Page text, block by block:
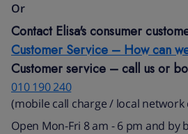
Or
Contact Elisa's consumer
Customer Service – How can
Customer service – call us or
010 190 240​
(mobile call charge / local network
Open Mon-Fri 8 am - 6 pm and by